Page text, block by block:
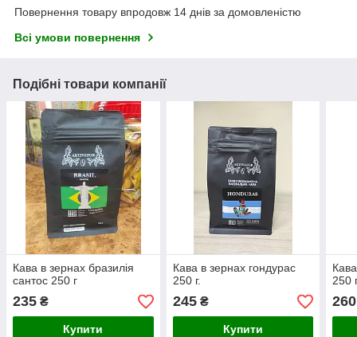
Повернення товару впродовж 14 днів за домовленістю
Всі умови повернення
Подібні товари компанії
Кава в зернах бразилія
сантос 250 г
235 ₴
Купити
Кава в зернах гондурас
250 г.
245₴
Купити
250
260